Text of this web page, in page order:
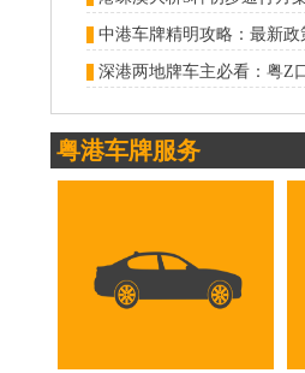
中港车牌精明攻略：最新
粤港车牌服务